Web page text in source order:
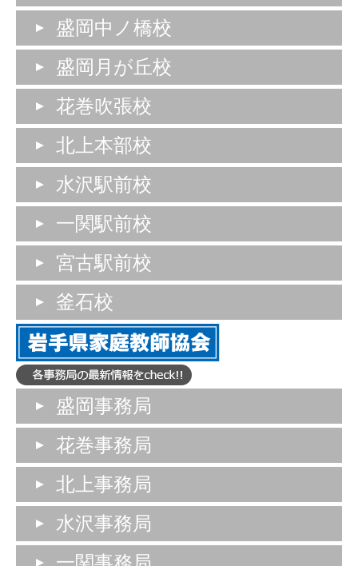
盛岡中ノ橋校
盛岡月が丘校
花巻吹張校
北上本部校
水沢駅前校
一関駅前校
宮古駅前校
釜石校
盛岡事務局
花巻事務局
北上事務局
水沢事務局